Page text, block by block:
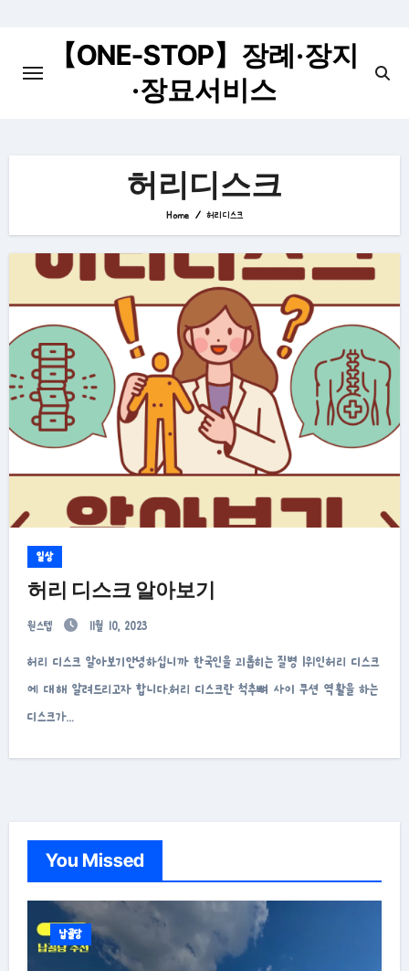
【ONE-STOP】장례·장지
·장묘서비스
허리디스크
Home 허리디스크
일상
허리 디스크 알아보기
원스텝 11월 10, 2023
허리 디스크 알아보기안녕하십니까 한국인을 괴롭히는 질병 1위인허리 디스크
에 대해 알려드리고자 합니다.허리 디스크란 척추뼈 사이 쿠션 역활을 하는
디스크가…
You Missed
납골당